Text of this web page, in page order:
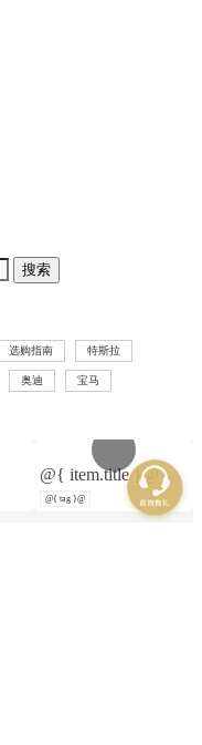
搜索
选购指南 特斯拉
奥迪 宝马
@{ item.title }@
@{ tag }@